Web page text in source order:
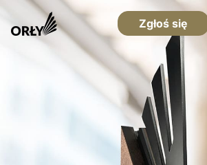
Zgłoś się